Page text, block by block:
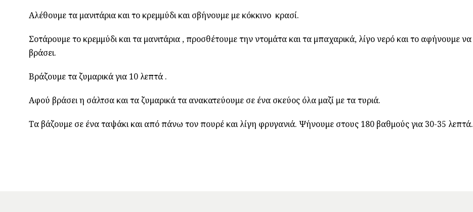
Αλέθουμε τα μανιτάρια και το κρεμμύδι και σβήνουμε με κόκκινο κρασί.
Σοτάρουμε το κρεμμύδι και τα μανιτάρια , προσθέτουμε την ντομάτα και τα μπαχαρικά, λίγο νερό και το αφήνουμε να
βράσει.
Βράζουμε τα ζυμαρικά για 10 λεπτά .
Αφού βράσει η σάλτσα και τα ζυμαρικά τα ανακατεύουμε σε ένα σκεύος όλα μαζί με τα τυριά.
Τα βάζουμε σε ένα ταψάκι και από πάνω τον πουρέ και λίγη φρυγανιά. Ψήνουμε στους 180 βαθμούς για 30-35 λεπτά.